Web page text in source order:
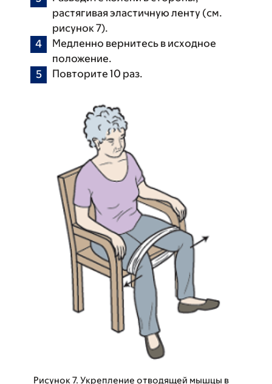
растягивая эластичную ленту (см.
рисунок 7).
Медленно вернитесь в исходное
положение.
Повторите 10 раз.
Рисунок 7. Укрепление отводящей мышцы в